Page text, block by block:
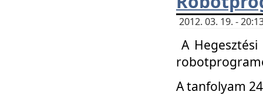
2012. 03. 19. -
A
A tanfolyam